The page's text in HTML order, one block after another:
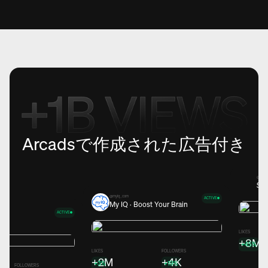
Arcadsで作成された広告付き
ACTIVE
FOLLOWERS
@myiq_com
My IQ · Boost Your Brain
ACTIVE
LIKES
+2M
+3%
FOLLOWERS
+4K
+19%
LIKES
+8M
+45%